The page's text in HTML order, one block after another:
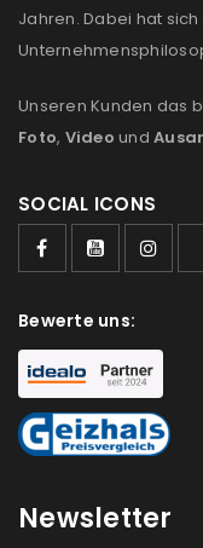
Jahren. Dabei hat
Unseren Kunden das
Foto, Video und
SOCIAL ICONS
Bewerte uns:
Newsletter